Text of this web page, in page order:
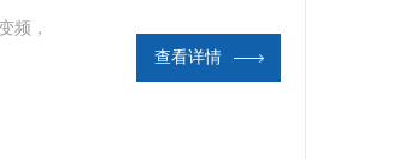
频，
查看详情